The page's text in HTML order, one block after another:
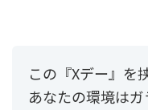
この『Xデー』を
あなたの環境はガ